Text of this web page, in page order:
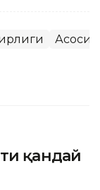
қандай